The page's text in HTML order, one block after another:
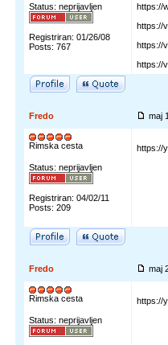
Status: neprijavljen
Registriran: 01/26/08
Posts: 767
https://
https://
https://
https://
Fredo maj
Rimska cesta
Status: neprijavljen
Registriran: 04/02/11
Posts: 209
https://
Fredo maj
Rimska cesta
Status: neprijavljen
https://